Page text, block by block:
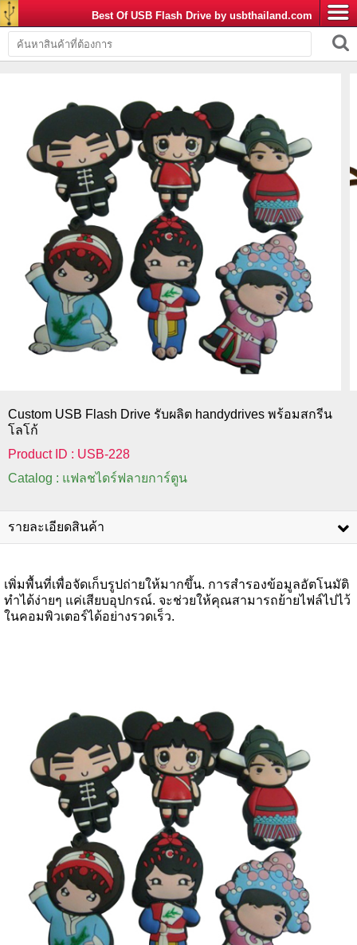
Best Of USB Flash Drive by usbthailand.com
Custom USB Flash Drive รับผลิต handydrives พร้อมสกรีน
โลโก้
Product ID : USB-228
Catalog : แฟลชไดร์ฟลายการ์ตูน
รายละเอียดสินค้า
เพิ่มพื้นที่เพื่อจัดเก็บรูปถ่ายให้มากขึ้น. การสำรองข้อมูลอัตโนมัติ
ทำได้ง่ายๆ แค่เสียบอุปกรณ์. จะช่วยให้คุณสามารถย้ายไฟล์ไปไว้
ในคอมพิวเตอร์ได้อย่างรวดเร็ว.